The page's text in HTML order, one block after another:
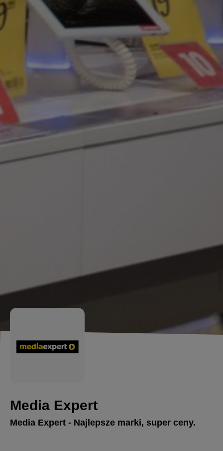
Media Expert
Media Expert - Najlepsze marki, super ceny.